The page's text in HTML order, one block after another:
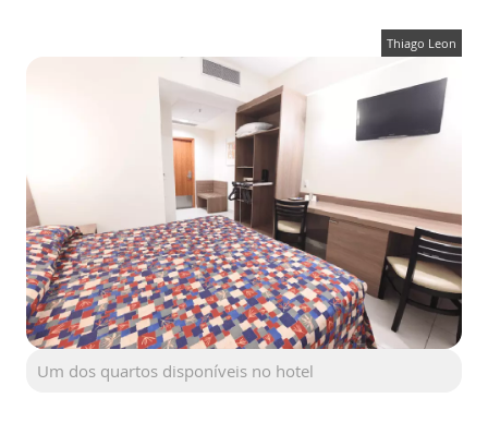
Thiago Leon
Um dos quartos disponíveis no hotel